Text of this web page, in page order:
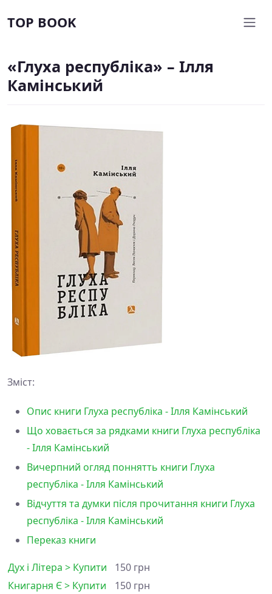
TOP BOOK
«Глуха республіка» – Ілля
Камінський
Зміст:
Опис книги Глуха республіка - Ілля Камінський
Що ховається за рядками книги Глуха республіка
- Ілля Камінський
Вичерпний огляд поннятть книги Глуха
республіка - Ілля Камінський
Відчуття та думки після прочитання книги Глуха
республіка - Ілля Камінський
Переказ книги
Дух і Літера > Купити
150 грн
Книгарня Є > Купити
150 грн